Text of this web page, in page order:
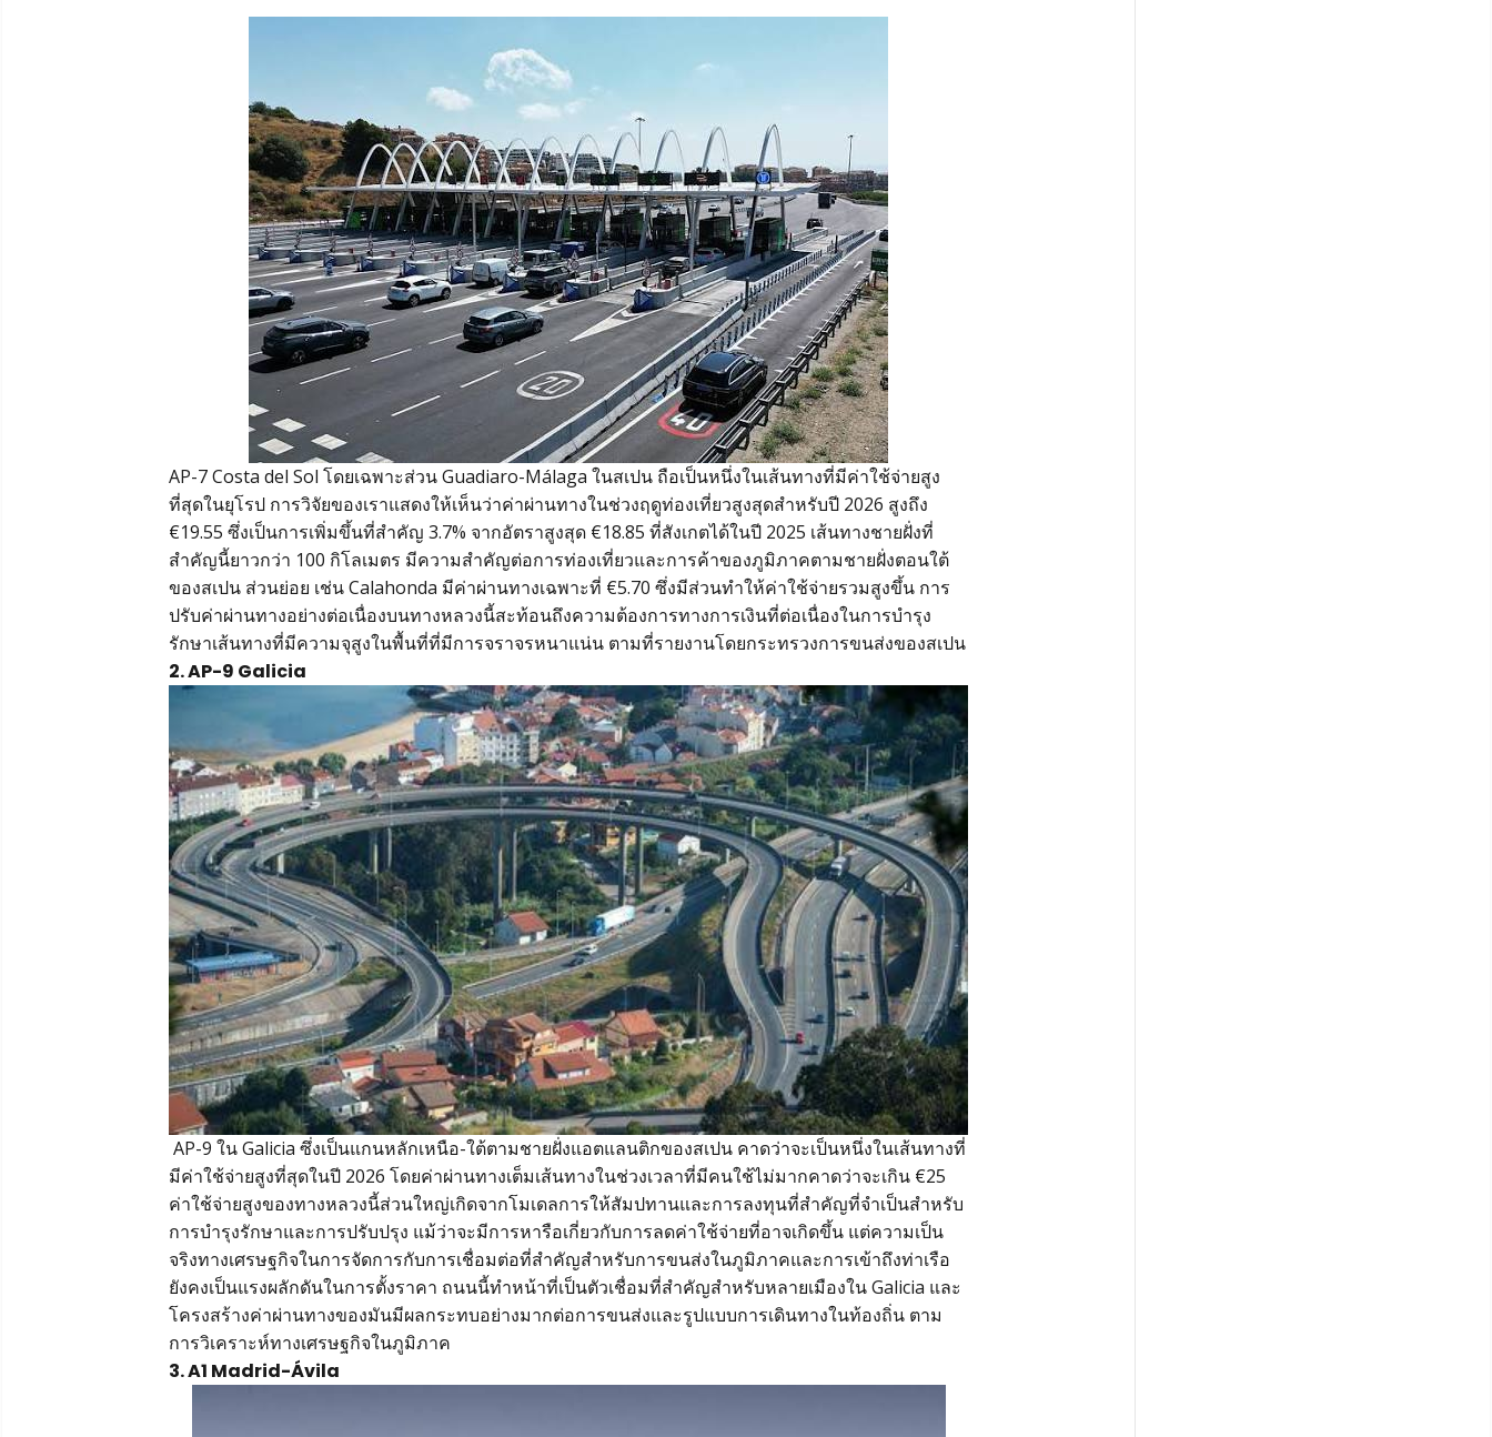
AP-7 Costa del Sol โดยเฉพาะส่วน Guadiaro-Málaga ในสเปน ถือเป็นหนึ่งในเส้นทางที่มีค่าใช้จ่ายสูง
ที่สุดในยุโรป การวิจัยของเราแสดงให้เห็นว่าค่าผ่านทางในช่วงฤดูท่องเที่ยวสูงสุดสำหรับปี 2026 สูงถึง
€19.55 ซึ่งเป็นการเพิ่มขึ้นที่สำคัญ 3.7% จากอัตราสูงสุด €18.85 ที่สังเกตได้ในปี 2025 เส้นทางชายฝั่งที่
สำคัญนี้ยาวกว่า 100 กิโลเมตร มีความสำคัญต่อการท่องเที่ยวและการค้าของภูมิภาคตามชายฝั่งตอนใต้
ของสเปน ส่วนย่อย เช่น Calahonda มีค่าผ่านทางเฉพาะที่ €5.70 ซึ่งมีส่วนทำให้ค่าใช้จ่ายรวมสูงขึ้น การ
ปรับค่าผ่านทางอย่างต่อเนื่องบนทางหลวงนี้สะท้อนถึงความต้องการทางการเงินที่ต่อเนื่องในการบำรุง
รักษาเส้นทางที่มีความจุสูงในพื้นที่ที่มีการจราจรหนาแน่น ตามที่รายงานโดยกระทรวงการขนส่งของสเปน
2. AP-9 Galicia
AP-9 ใน Galicia ซึ่งเป็นแกนหลักเหนือ-ใต้ตามชายฝั่งแอตแลนติกของสเปน คาดว่าจะเป็นหนึ่งในเส้นทางที่
มีค่าใช้จ่ายสูงที่สุดในปี 2026 โดยค่าผ่านทางเต็มเส้นทางในช่วงเวลาที่มีคนใช้ไม่มากคาดว่าจะเกิน €25
ค่าใช้จ่ายสูงของทางหลวงนี้ส่วนใหญ่เกิดจากโมเดลการให้สัมปทานและการลงทุนที่สำคัญที่จำเป็นสำหรับ
การบำรุงรักษาและการปรับปรุง แม้ว่าจะมีการหารือเกี่ยวกับการลดค่าใช้จ่ายที่อาจเกิดขึ้น แต่ความเป็น
จริงทางเศรษฐกิจในการจัดการกับการเชื่อมต่อที่สำคัญสำหรับการขนส่งในภูมิภาคและการเข้าถึงท่าเรือ
ยังคงเป็นแรงผลักดันในการตั้งราคา ถนนนี้ทำหน้าที่เป็นตัวเชื่อมที่สำคัญสำหรับหลายเมืองใน Galicia และ
โครงสร้างค่าผ่านทางของมันมีผลกระทบอย่างมากต่อการขนส่งและรูปแบบการเดินทางในท้องถิ่น ตาม
การวิเคราะห์ทางเศรษฐกิจในภูมิภาค
3. A1 Madrid-Ávila